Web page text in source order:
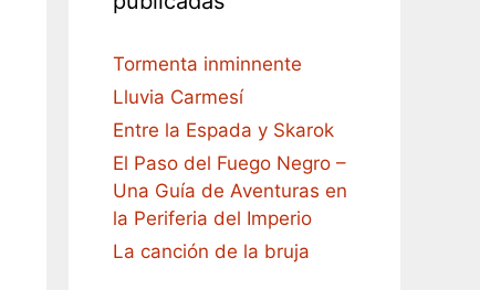
Tormenta inminnente
Lluvia Carmesí
Entre la Espada y Skarok
El Paso del Fuego Negro –
Una Guía de Aventuras en
la Periferia del Imperio
La canción de la bruja